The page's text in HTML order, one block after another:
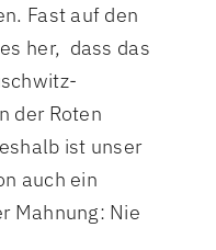
Fast auf den
her, dass das
der Roten
ist unser
auch ein
Mahnung: Nie